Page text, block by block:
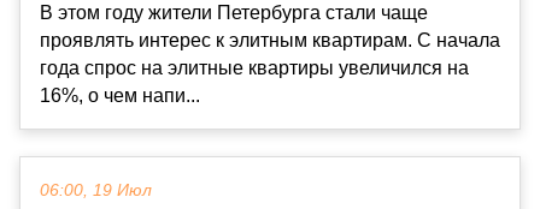
В этом году жители Петербурга стали чаще
проявлять интерес к элитным квартирам. С начала
года спрос на элитные квартиры увеличился на
16%, о чем напи...
06:00, 19 Июл